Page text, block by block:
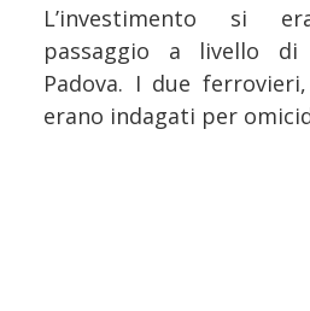
L’investimento si
passaggio a livello di
Padova. I due
erano indagati per